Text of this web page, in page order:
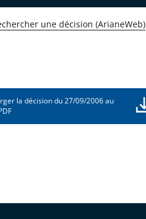
une décision (ArianeWeb)
la décision du 27/09/2006 au